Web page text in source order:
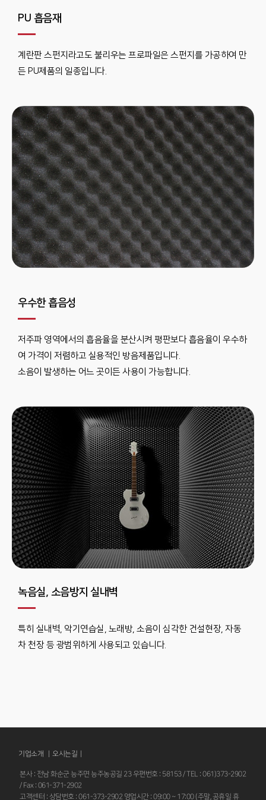
PU 흡음재
계란판 스펀지라고도 불리우는 프로파일은 스펀지를 가공하여 만
든 PU제품의 일종입니다.
우수한 흡음성
저주파 영역에서의 흡음율을 분산시켜 평판보다 흡음율이 우수하
여 가격이 저렴하고 실용적인 방음제품입니다.
소음이 발생하는 어느 곳이든 사용이 가능합니다.
녹음실, 소음방지 실내벽
특히 실내벽, 악기연습실, 노래방, 소음이 심각한 건설현장, 자동
차 천장 등 광범위하게 사용되고 있습니다.
기업소개 | 오시는길
본사 : 전남 화순군 능주면 능주농공길 23 우편번호 : 58153 / TEL : 061)373-2902
/ Fax : 061-371-2902
고객센터 : 상담번호 : 061-373-2902 영업시간 : 09:00 ~ 17:00 (주말, 공휴일 휴